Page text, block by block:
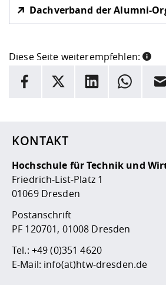
Dachverband der Alumni-
Diese Seite weiterempfehlen:
INFORMATION
Facebook
X LinkedInWhatsapp
E-
KONTAKT
Hochschule für Technik und
Friedrich-List-Platz 1
01069 Dresden
Postanschrift
PF 120701, 01008 Dresden
Tel.: +49 (0)351 4620
E-Mail: info(at)htw-dresden.de